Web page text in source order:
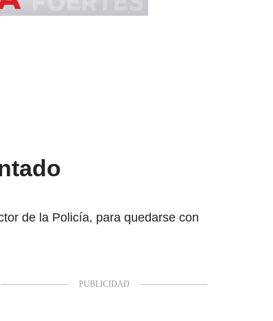
de la Policía, para quedarse con